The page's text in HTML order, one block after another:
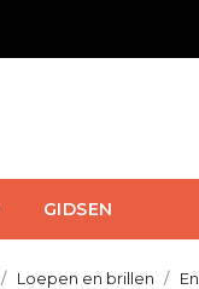
GIDSEN
Loepen en brillen